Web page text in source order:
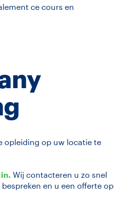
ce cours en
opleiding op uw locatie te
Wij contacteren u zo snel
en u een offerte op